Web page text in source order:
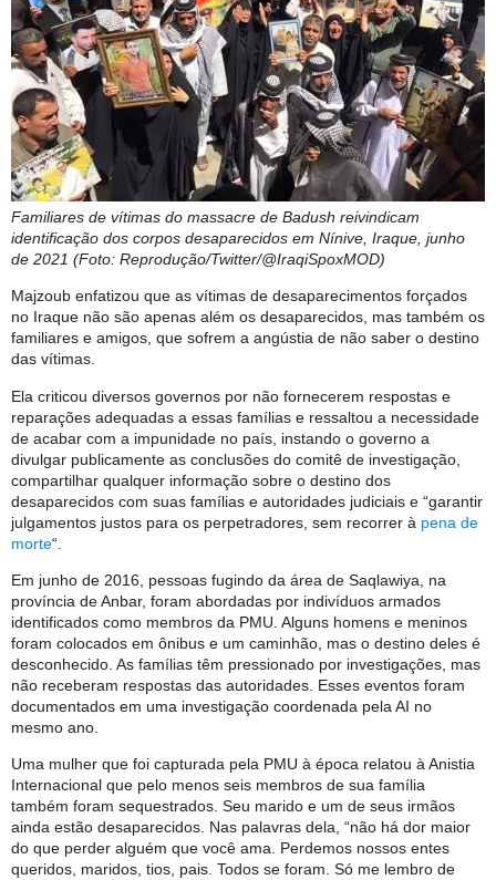
Familiares de vítimas do massacre de Badush reivindicam
identificação dos corpos desaparecidos em Nínive, Iraque, junho
de 2021 (Foto: Reprodução/Twitter/@IraqiSpoxMOD)
Majzoub enfatizou que as vítimas de desaparecimentos forçados
no Iraque não são apenas além os desaparecidos, mas também os
familiares e amigos, que sofrem a angústia de não saber o destino
das vítimas.
Ela criticou diversos governos por não fornecerem respostas e
reparações adequadas a essas famílias e ressaltou a necessidade
de acabar com a impunidade no país, instando o governo a
divulgar publicamente as conclusões do comitê de investigação,
compartilhar qualquer informação sobre o destino dos
desaparecidos com suas famílias e autoridades judiciais e “garantir
julgamentos justos para os perpetradores, sem recorrer à pena de
morte“.
Em junho de 2016, pessoas fugindo da área de Saqlawiya, na
província de Anbar, foram abordadas por indivíduos armados
identificados como membros da PMU. Alguns homens e meninos
foram colocados em ônibus e um caminhão, mas o destino deles é
desconhecido. As famílias têm pressionado por investigações, mas
não receberam respostas das autoridades. Esses eventos foram
documentados em uma investigação coordenada pela AI no
mesmo ano.
Uma mulher que foi capturada pela PMU à época relatou à Anistia
Internacional que pelo menos seis membros de sua família
também foram sequestrados. Seu marido e um de seus irmãos
ainda estão desaparecidos. Nas palavras dela, “não há dor maior
do que perder alguém que você ama. Perdemos nossos entes
queridos, maridos, tios, pais. Todos se foram. Só me lembro de